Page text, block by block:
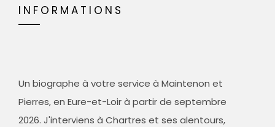
INFORMATIONS
Un biographe à votre service à Maintenon et
Pierres, en Eure-et-Loir à partir de septembre
2026. J'interviens à Chartres et ses alentours,